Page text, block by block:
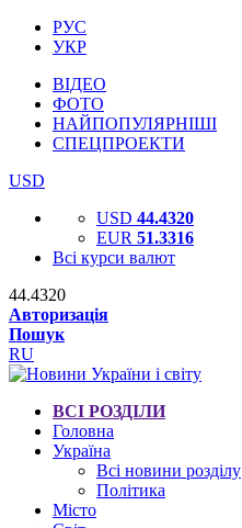
РУС
УКР
ВІДЕО
ФОТО
НАЙПОПУЛЯРНІШІ
СПЕЦПРОЕКТИ
USD
USD 44.4320
EUR 51.3316
Всі курси валют
44.4320
Авторизація
Пошук
RU
ВСІ РОЗДІЛИ
Головна
Україна
Всі новини розділу
Політика
Місто